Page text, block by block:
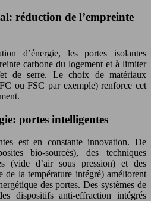
réduction de l’empreinte
d’énergie, les portes isolantes
carbone du logement et à limiter
de serre. Le choix de matériaux
ou FSC par exemple) renforce cet
portes intelligentes
est en constante innovation. De
bio-sourcés), des techniques
(vide d’air sous pression) et des
de la température intégré) améliorent
des portes. Des systèmes de
dispositifs anti-effraction intégrés